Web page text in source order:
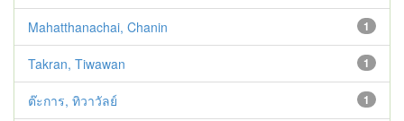
1
Mahatthanachai, Chanin
1
Takran, Tiwawan
1
ต๊ะการ, ทิวาวัลย์